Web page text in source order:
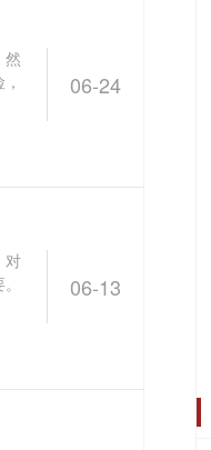
06-24
然
06-13
对